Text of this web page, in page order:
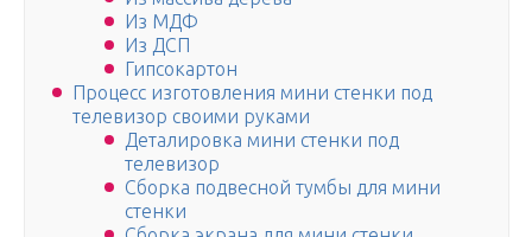
Из МДФ
Из ДСП
Гипсокартон
Процесс изготовления мини стенки под
телевизор своими руками
Деталировка мини стенки под
телевизор
Сборка подвесной тумбы для мини
стенки